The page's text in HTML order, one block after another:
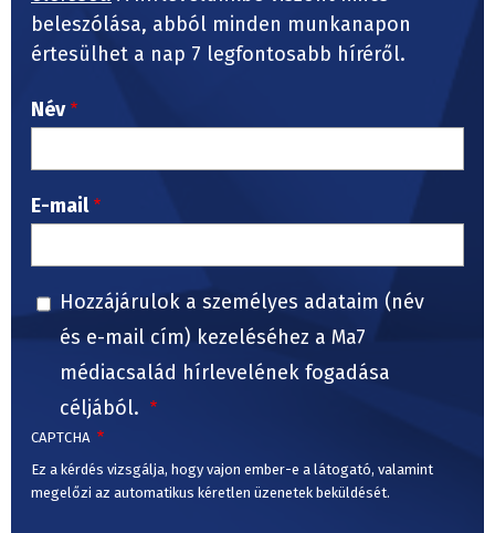
beleszólása, abból minden munkanapon
értesülhet a nap 7 legfontosabb híréről.
Név
E-mail
Hozzájárulok a személyes adataim (név
és e-mail cím) kezeléséhez a Ma7
médiacsalád hírlevelének fogadása
céljából.
CAPTCHA
Ez a kérdés vizsgálja, hogy vajon ember-e a látogató, valamint
megelőzi az automatikus kéretlen üzenetek beküldését.